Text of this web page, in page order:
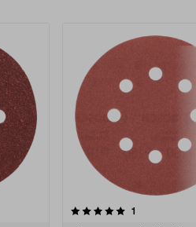
1
5.0av 5 stjärnor